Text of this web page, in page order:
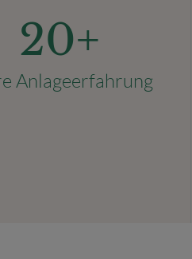
20+
Anlageerfahrung